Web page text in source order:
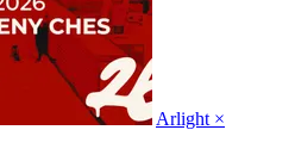
Arlight ×